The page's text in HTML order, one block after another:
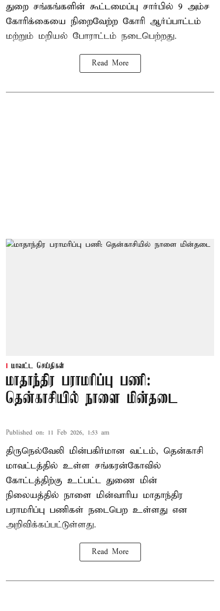
துறை சங்கங்களின் கூட்டமைப்பு சார்பில் 9 அம்ச
கோரிக்கையை நிறைவேற்ற கோரி ஆர்ப்பாட்டம்
மற்றும் மறியல் போராட்டம் நடைபெற்றது.
Read More
மாவட்ட செய்திகள்
மாதாந்திர பராமரிப்பு பணி:
தென்காசியில் நாளை மின்தடை
Published on: 11 Feb 2026, 1:53 am
திருநெல்வேலி மின்பகிர்மான வட்டம், தென்காசி
மாவட்டத்தில் உள்ள சங்கரன்கோவில்
கோட்டத்திற்கு உட்பட்ட துணை மின்
நிலையத்தில் நாளை மின்வாரிய மாதாந்திர
பராமரிப்பு பணிகள் நடைபெற உள்ளது என
அறிவிக்கப்பட்டுள்ளது.
Read More